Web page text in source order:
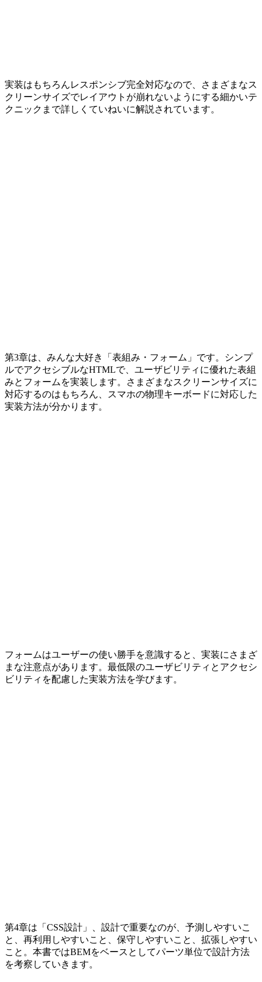
実装はもちろんレスポンシブ完全対応なので、さまざまなス
クリーンサイズでレイアウトが崩れないようにする細かいテ
クニックまで詳しくていねいに解説されています。
第3章は、みんな大好き「表組み・フォーム」です。シンプ
ルでアクセシブルなHTMLで、ユーザビリティに優れた表組
みとフォームを実装します。さまざまなスクリーンサイズに
対応するのはもちろん、スマホの物理キーボードに対応した
実装方法が分かります。
フォームはユーザーの使い勝手を意識すると、実装にさまざ
まな注意点があります。最低限のユーザビリティとアクセシ
ビリティを配慮した実装方法を学びます。
第4章は「CSS設計」、設計で重要なのが、予測しやすいこ
と、再利用しやすいこと、保守しやすいこと、拡張しやすい
こと。本書ではBEMをベースとしてパーツ単位で設計方法
を考察していきます。